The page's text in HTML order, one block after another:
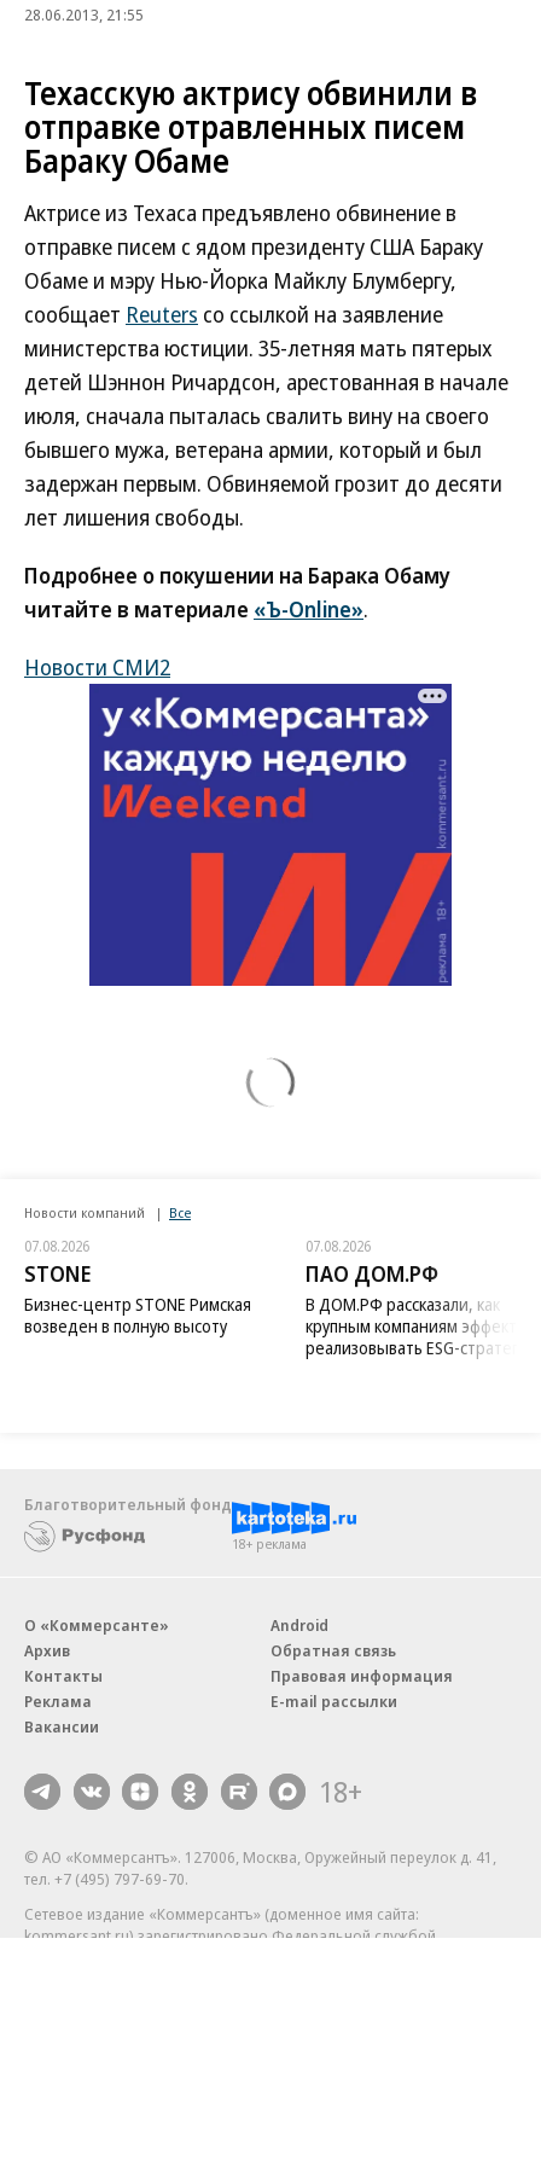
28.06.2013, 21:55
Техасскую актрису обвинили в
отправке отравленных писем
Бараку Обаме
Актрисе из Техаса предъявлено обвинение в
отправке писем с ядом президенту США Бараку
Обаме и мэру Нью-Йорка Майклу Блумбергу,
сообщает Reuters со ссылкой на заявление
министерства юстиции. 35-летняя мать пятерых
детей Шэннон Ричардсон, арестованная в начале
июля, сначала пыталась свалить вину на своего
бывшего мужа, ветерана армии, который и был
задержан первым. Обвиняемой грозит до десяти
лет лишения свободы.
Подробнее о покушении на Барака Обаму
читайте в материале «Ъ-Online».
Новости СМИ2
Новости компаний Все
07.08.2026
STONE
Бизнес-центр STONE Римская
возведен в полную высоту
07.08.2026
ПАО ДОМ.РФ
В ДОМ.РФ рассказали, как
крупным компаниям
реализовывать ESG-стратегию
Благотворительный фонд
18+ реклама
О «Коммерсанте»
Архив
Контакты
Реклама
Вакансии
Android
Обратная связь
Правовая информация
E-mail рассылки
18+
© АО «Коммерсантъ». 127006, Москва, Оружейный переулок д. 41,
тел. +7 (495) 797-69-70.
Сетевое издание «Коммерсантъ» (доменное имя сайта:
kommersant.ru) зарегистрировано Федеральной службой